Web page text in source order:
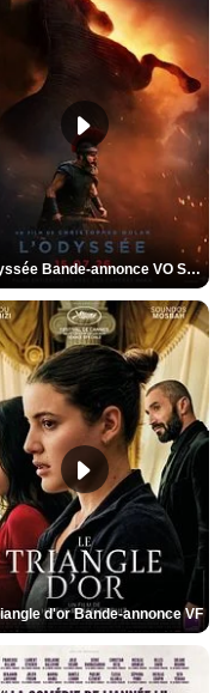
L'Odyssée Bande-annonce VO STFR
d'or Bande-annonce VF